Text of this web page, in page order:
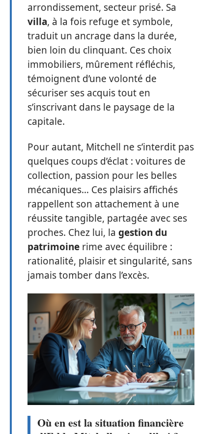
arrondissement, secteur prisé. Sa
villa, à la fois refuge et symbole,
traduit un ancrage dans la durée,
bien loin du clinquant. Ces choix
immobiliers, mûrement réfléchis,
témoignent d’une volonté de
sécuriser ses acquis tout en
s’inscrivant dans le paysage de la
capitale.
Pour autant, Mitchell ne s’interdit pas
quelques coups d’éclat : voitures de
collection, passion pour les belles
mécaniques… Ces plaisirs affichés
rappellent son attachement à une
réussite tangible, partagée avec ses
proches. Chez lui, la gestion du
patrimoine rime avec équilibre :
rationalité, plaisir et singularité, sans
jamais tomber dans l’excès.
Où en est la situation financière